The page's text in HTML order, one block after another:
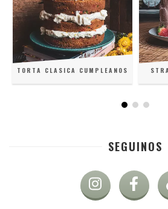
TORTA CLASICA CUMPLEANOS
SEGUINOS